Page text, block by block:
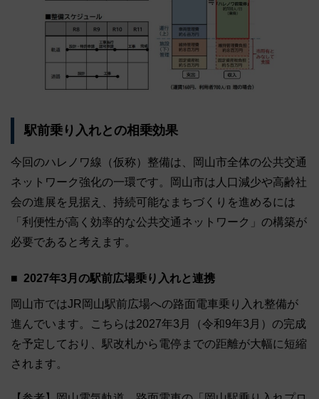
駅前乗り入れとの相乗効果
今回のハレノワ線（仮称）整備は、岡山市全体の公共交通
ネットワーク強化の一環です。岡山市は人口減少や高齢社
会の進展を見据え、持続可能なまちづくりを進めるには
「利便性が高く効率的な公共交通ネットワーク」の構築が
必要であると考えます。
2027年3月の駅前広場乗り入れと連携
岡山市ではJR岡山駅前広場への路面電車乗り入れ整備が
進んでいます。こちらは2027年3月（令和9年3月）の完成
を予定しており、駅改札から電停までの距離が大幅に短縮
されます。